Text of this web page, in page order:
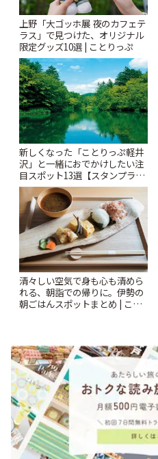
上野「大ゴッホ展 夜のカフェテ
ラス」で見つけた、オリジナル
限定グッズ10選 | ことりっぷ
新しくなった「ことりっぷ軽井
沢」と一緒におでかけしたい注
目スポット13選【スタンプラリ
ー開催中】 | ことりっぷ
清々しい空気で身も心も清めら
れる、朝詣での帰りに。伊勢の
朝ごはんスポットまとめ | こと